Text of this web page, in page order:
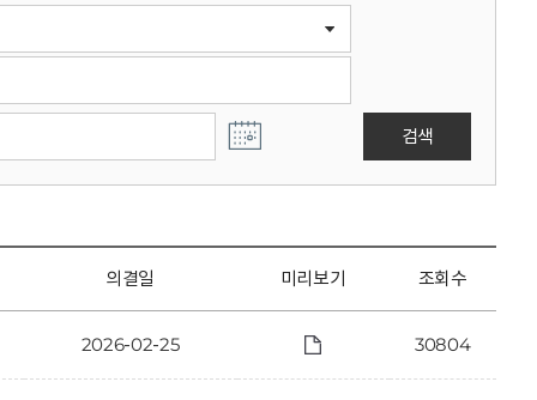
검색
의결일 미리보기 조회수
2026-02-25 30804